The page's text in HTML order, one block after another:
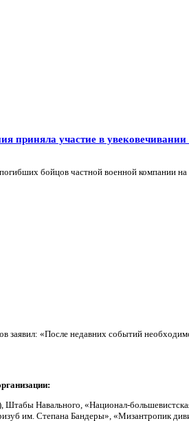
приняла участие в
бойцов частной военной
«После недавних событий
Навального, «Национал-
им. Степана Бандеры», «Мизантропик